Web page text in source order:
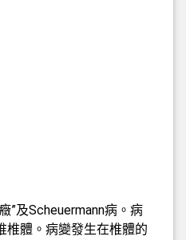
及Scheuermann病。病
椎體。病變發生在椎體的